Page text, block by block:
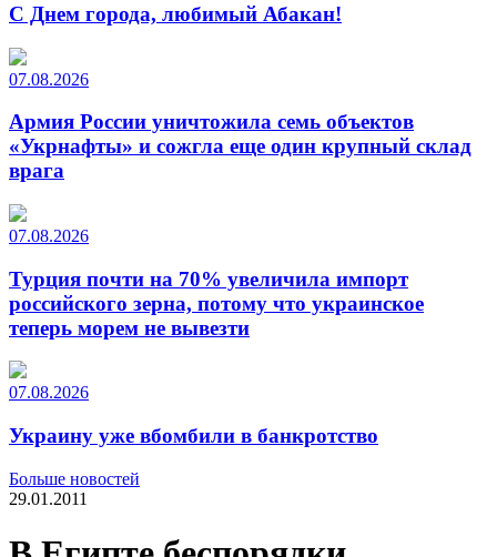
С Днем города, любимый Абакан!
07.08.2026
Армия России уничтожила семь объектов
«Укрнафты» и сожгла еще один крупный склад
врага
07.08.2026
Турция почти на 70% увеличила импорт
российского зерна, потому что украинское
теперь морем не вывезти
07.08.2026
Украину уже вбомбили в банкротство
Больше новостей
29.01.2011